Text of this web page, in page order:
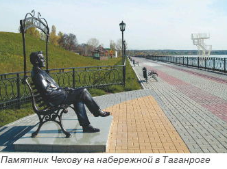
Памятник Чехову на набережной в Таганроге